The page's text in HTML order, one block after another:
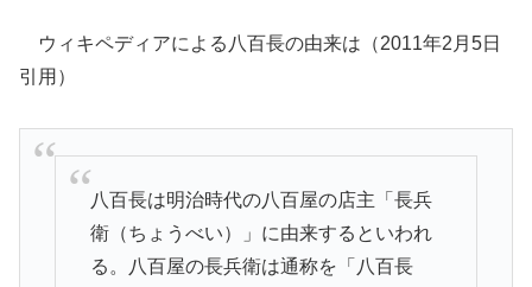
ウィキペディアによる八百長の由来は（2011年2月5日
引用）
八百長は明治時代の八百屋の店主「長兵
衛（ちょうべい）」に由来するといわれ
る。八百屋の長兵衛は通称を「八百長